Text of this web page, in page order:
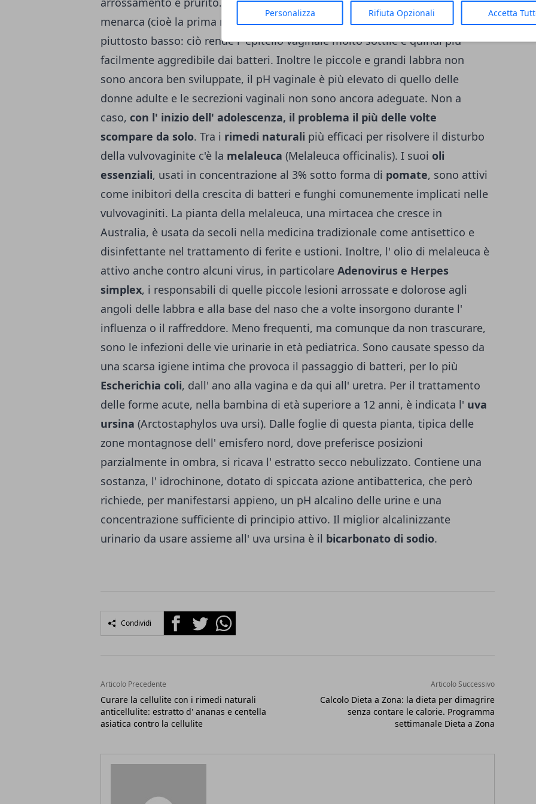
Personalizza Rifiuta Opzionali Accetta
menarca (cioè la prima mestruazione) il livello degli estrogeni nel sangue è
piuttosto basso: ciò rende l' epitelio vaginale molto sottile e quindi più
facilmente aggredibile dai batteri. Inoltre le piccole e grandi labbra non
sono ancora ben sviluppate, il pH vaginale è più elevato di quello delle
donne adulte e le secrezioni vaginali non sono ancora adeguate. Non a
caso, con l' inizio dell' adolescenza, il problema il più delle volte
scompare da solo. Tra i rimedi naturali più efficaci per risolvere il disturbo
della vulvovaginite c'è la melaleuca (Melaleuca officinalis). I suoi oli
essenziali, usati in concentrazione al 3% sotto forma di pomate, sono attivi
come inibitori della crescita di batteri e funghi comunemente implicati nelle
vulvovaginiti. La pianta della melaleuca, una mirtacea che cresce in
Australia, è usata da secoli nella medicina tradizionale come antisettico e
disinfettante nel trattamento di ferite e ustioni. Inoltre, l' olio di melaleuca è
attivo anche contro alcuni virus, in particolare Adenovirus e Herpes
simplex, i responsabili di quelle piccole lesioni arrossate e dolorose agli
angoli delle labbra e alla base del naso che a volte insorgono durante l'
influenza o il raffreddore. Meno frequenti, ma comunque da non trascurare,
sono le infezioni delle vie urinarie in età pediatrica. Sono causate spesso da
una scarsa igiene intima che provoca il passaggio di batteri, per lo più
Escherichia coli, dall' ano alla vagina e da qui all' uretra. Per il trattamento
delle forme acute, nella bambina di età superiore a 12 anni, è indicata l' uva
ursina (Arctostaphylos uva ursi). Dalle foglie di questa pianta, tipica delle
zone montagnose dell' emisfero nord, dove preferisce posizioni
parzialmente in ombra, si ricava l' estratto secco nebulizzato. Contiene una
sostanza, l' idrochinone, dotato di spiccata azione antibatterica, che però
richiede, per manifestarsi appieno, un pH alcalino delle urine e una
concentrazione sufficiente di principio attivo. Il miglior alcalinizzante
urinario da usare assieme all' uva ursina è il bicarbonato di sodio.
Condividi FacebookTwitterWhatsapp
Articolo Precedente
Curare la cellulite con i rimedi naturali
anticellulite: estratto d' ananas e centella
asiatica contro la cellulite
Articolo Successivo
Calcolo Dieta a Zona: la dieta per dimagrire
senza contare le calorie. Programma
settimanale Dieta a Zona